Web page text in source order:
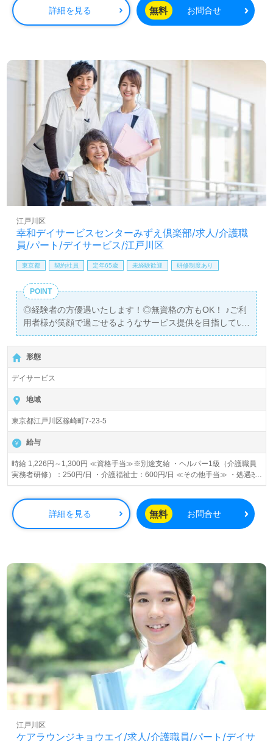
詳細を見る 無料 お問合せ
幸和デイサービスセンターみずえ倶楽部/求人/介護職
員/パート/デイサービス/江戸川区
江戸川区
東京都 契約社員 定年65歳 未経験歓迎 研修制度あり
POINT
◎経験者の方優遇いたします！◎無資格の方もOK！ ♪ご利
用者様が笑顔で過ごせるようなサービス提供を目指してい
ます♪
形態
デイサービス
地域
東京都江戸川区篠崎町7-23-5
給与
時給 1,226円～1,300円 ≪資格手当≫※別途支給 ・ヘルパー1級（介護職員
実務者研修）：250円/日 ・介護福祉士：600円/日 ≪その他手当≫ ・処遇改
善手当 ・食事補助あり ※試用期間中の給与の変動なし
詳細を見る 無料 お問合せ
ケアラウンジキョウエイ/求人/介護職員/パート/デイサ
江戸川区